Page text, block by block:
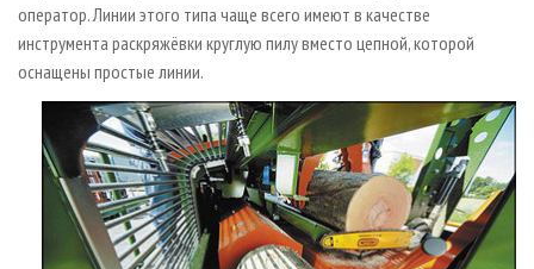
оператор. Линии этого типа чаще всего имеют в качестве
инструмента раскряжёвки круглую пилу вместо цепной, которой
оснащены простые линии.